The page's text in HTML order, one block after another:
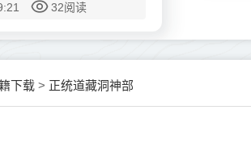
32阅读
下载 > 正统道藏洞神部